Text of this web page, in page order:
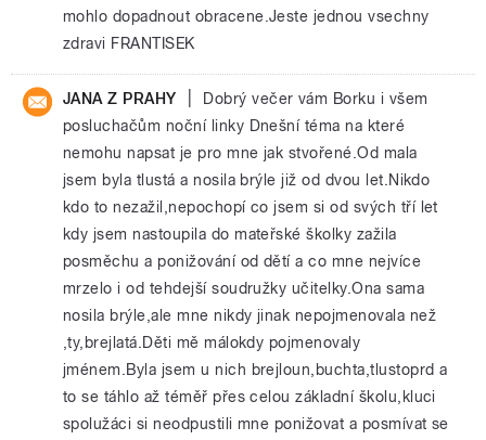
mohlo dopadnout obracene.Jeste jednou vsechny
zdravi FRANTISEK
JANA Z PRAHY
Dobrý večer vám Borku i všem
posluchačům noční linky Dnešní téma na které
nemohu napsat je pro mne jak stvořené.Od mala
jsem byla tlustá a nosila brýle již od dvou let.Nikdo
kdo to nezažil,nepochopí co jsem si od svých tří let
kdy jsem nastoupila do mateřské školky zažila
posměchu a ponižování od dětí a co mne nejvíce
mrzelo i od tehdejší soudružky učitelky.Ona sama
nosila brýle,ale mne nikdy jinak nepojmenovala než
,ty,brejlatá.Děti mě málokdy pojmenovaly
jménem.Byla jsem u nich brejloun,buchta,tlustoprd a
to se táhlo až téměř přes celou základní školu,kluci
spolužáci si neodpustili mne ponižovat a posmívat se